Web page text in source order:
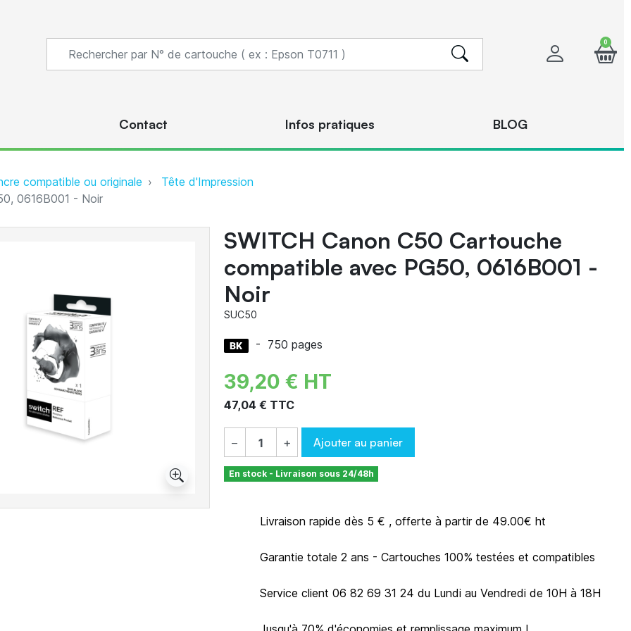
0
Contact Infos pratiques BLOG
compatible ou originale
Tête d'Impression
0616B001 - Noir
SWITCH Canon C50 Cartouche
compatible avec PG50, 0616B001 -
Noir
SUC50
- 750 pages
39,20 € HT
47,04 € TTC
− + Ajouter au panier
En stock - Livraison sous 24/48h
Livraison rapide dès 5 € , offerte à partir de 49.00€ ht
Garantie totale 2 ans - Cartouches 100% testées et compatibles
Service client 06 82 69 31 24 du Lundi au Vendredi de 10H à 18H